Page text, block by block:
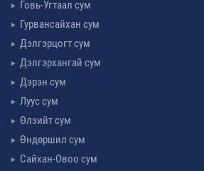
Говь-Угтаал сум
Гурвансайхан сум
Дэлгэрцогт сум
Дэлгэрхангай сум
Дэрэн сум
Луус сум
Өлзийт сум
Өндөршил сум
Сайхан-Овоо сум